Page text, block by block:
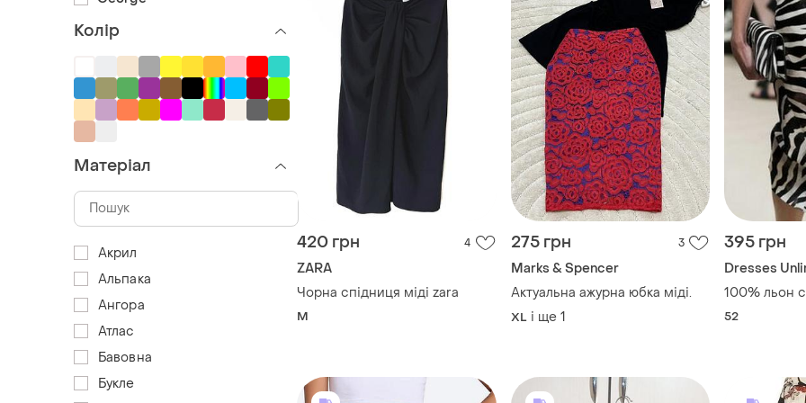
420 грн 4
ZARA
Чорна спідниця міді zara
M
275 грн 3
Marks & Spencer
Актуальна ажурна юбка міді.
XL і ще 1
395 грн
Dresses
100% льон
52
Колір
Матеріал
Акрил
Альпака
Ангора
Атлас
Бавовна
Букле